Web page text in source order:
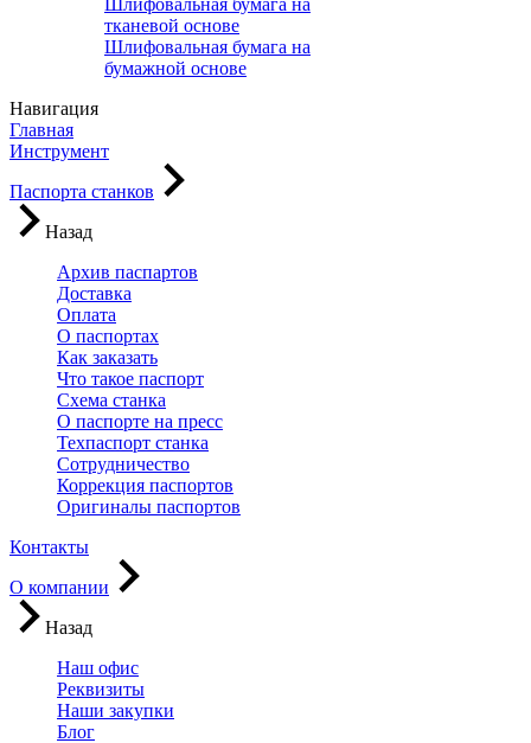
Шлифовальная бумага на
тканевой основе
Шлифовальная бумага на
бумажной основе
Навигация
Главная
Инструмент
Паспорта станков
Назад
Архив паспартов
Доставка
Оплата
О паспортах
Как заказать
Что такое паспорт
Схема станка
О паспорте на пресс
Техпаспорт станка
Сотрудничество
Коррекция паспортов
Оригиналы паспортов
Контакты
О компании
Назад
Наш офис
Реквизиты
Наши закупки
Блог